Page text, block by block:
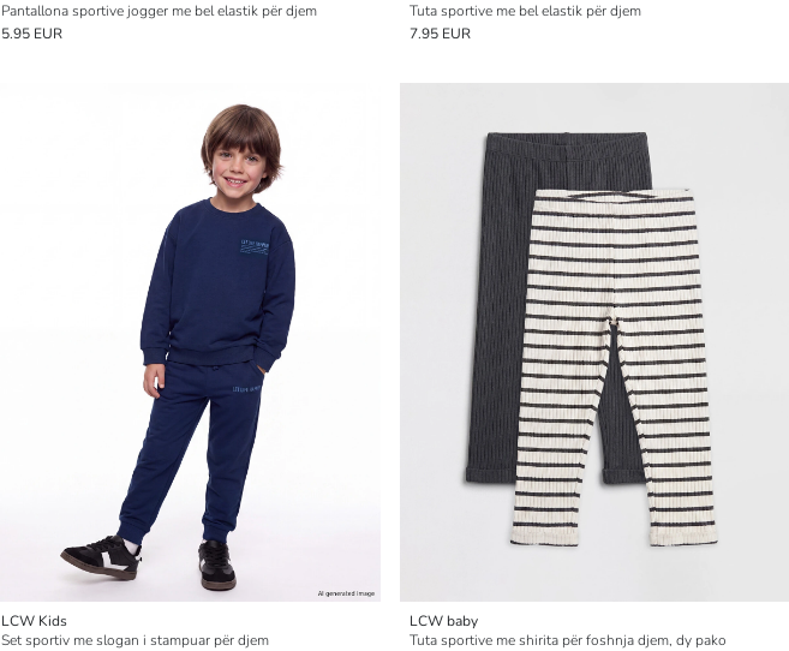
Pantallona sportive jogger me bel elastik për djem
5.95 EUR
Tuta sportive me bel elastik për djem
7.95 EUR
LCW Kids
Set sportiv me slogan i stampuar për djem
LCW baby
Tuta sportive me shirita për foshnja djem, dy pako